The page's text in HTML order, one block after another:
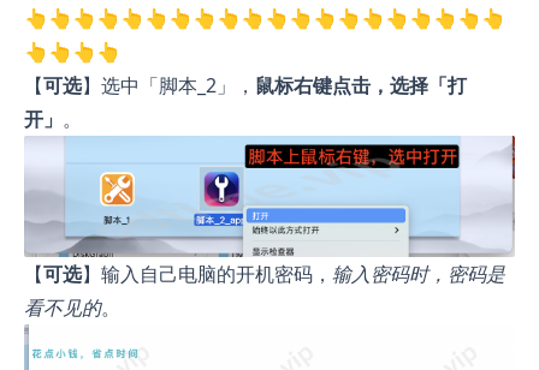
👆👆👆👆👆👆👆👆👆👆👆👆👆👆👆👆👆👆👆👆
👆👆👆👆
【可选】选中「脚本_2」， 鼠标右键点击，选择「打
开」 。
【可选】输入自己电脑的开机密码， 输入密码时，密码是
看不见的。